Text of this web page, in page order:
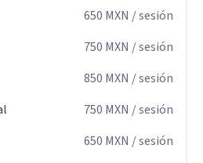
(IBERO), Sociedad
y Asociación Mexicana para la
650 MXN / sesión
750 MXN / sesión
850 MXN / sesión
750 MXN / sesión
650 MXN / sesión